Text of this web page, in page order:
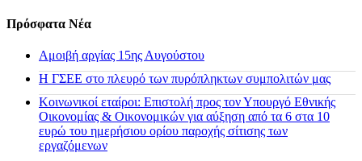
Πρόσφατα Νέα
Αμοιβή αργίας 15ης Αυγούστου
H ΓΣΕΕ στο πλευρό των πυρόπληκτων συμπολιτών μας
Κοινωνικοί εταίροι: Επιστολή προς τον Υπουργό Εθνικής
Οικονομίας & Οικονομικών για αύξηση από τα 6 στα 10
ευρώ του ημερήσιου ορίου παροχής σίτισης των
εργαζόμενων